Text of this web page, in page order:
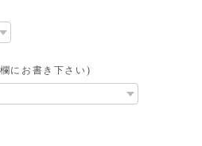
にお書き下さい)